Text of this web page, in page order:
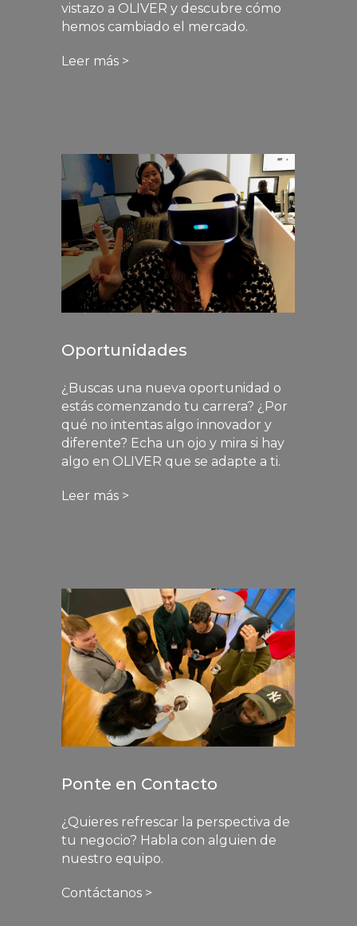
vistazo a OLIVER y descubre cómo
hemos cambiado el mercado.
Leer más >
Oportunidades
¿Buscas una nueva oportunidad o
estás comenzando tu carrera? ¿Por
qué no intentas algo innovador y
diferente? Echa un ojo y mira si hay
algo en OLIVER que se adapte a ti.
Leer más >
Ponte en Contacto
¿Quieres refrescar la perspectiva de
tu negocio? Habla con alguien de
nuestro equipo.
Contáctanos >